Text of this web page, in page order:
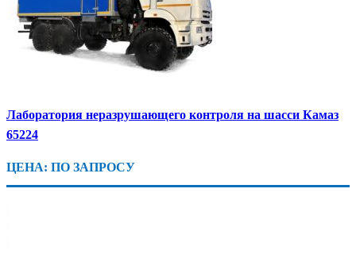
Лаборатория неразрушающего контроля на шасси Камаз
65224
ЦЕНА: ПО ЗАПРОСУ